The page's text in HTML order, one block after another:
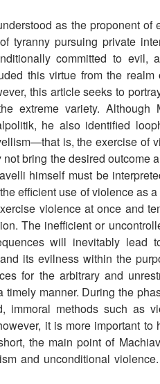
as the proponent of
tyranny pursuing private
committed to
this virtue from the
this article seeks to
extreme variety. Although
he also identified
is, the exercise of
bring the desired outcome
himself must be
efﬁcient use of violence as
violence at once and
The inefficient or
will inevitably lead
its evilness within the
for the arbitrary and
manner. During the
immoral methods such as
it is more important
the main point of
and unconditional